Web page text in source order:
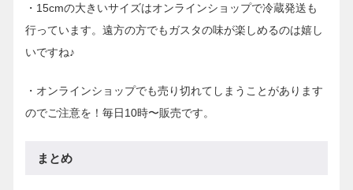
・15cmの大きいサイズはオンラインショップで冷蔵発送も
行っています。遠方の方でもガスタの味が楽しめるのは嬉し
いですね♪
・オンラインショップでも売り切れてしまうことがあります
のでご注意を！毎日10時〜販売です。
まとめ